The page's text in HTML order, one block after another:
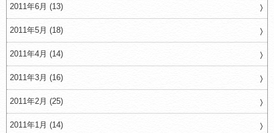
2011年6月 (13)
2011年5月 (18)
2011年4月 (14)
2011年3月 (16)
2011年2月 (25)
2011年1月 (14)